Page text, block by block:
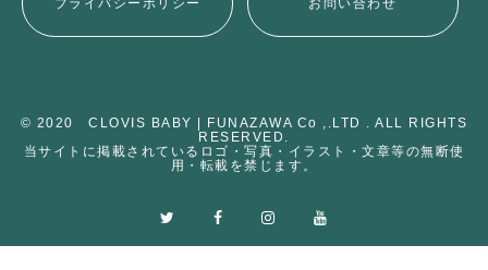
プライバシーポリシー お問い合わせ
© 2020 CLOVIS BABY | FUNAZAWA Co ,.LTD . ALL RIGHTS
RESERVED.
当サイトに掲載されているロゴ・写真・イラスト・文章等の無断使
用・転載を禁じます。
i
c
s
u